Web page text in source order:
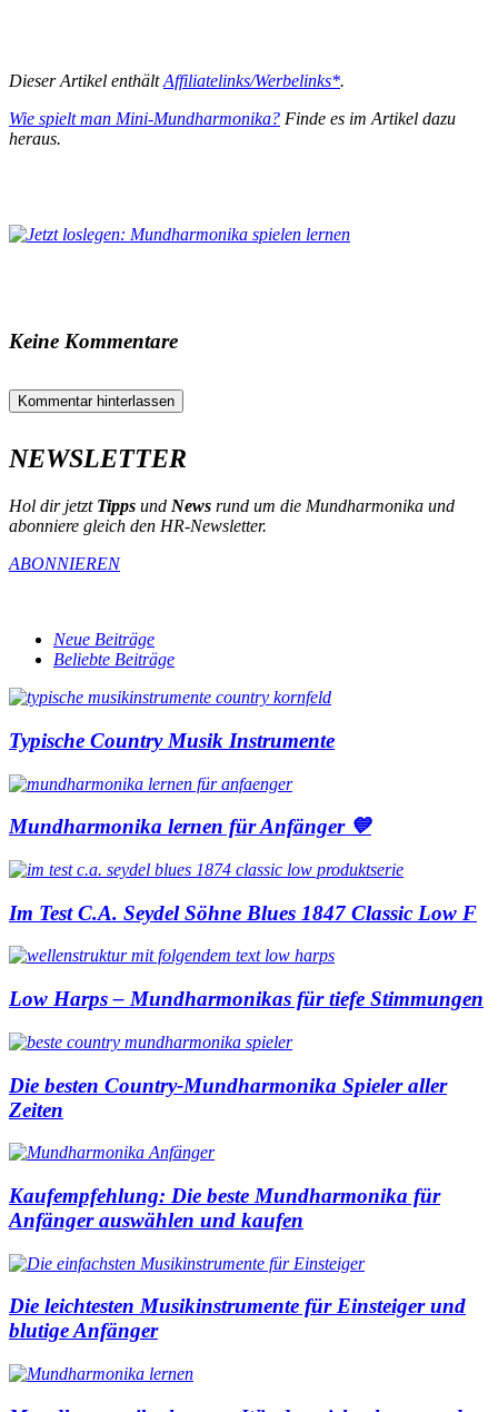
Dieser Artikel enthältAffiliatelinks/Werbelinks*.
Wie spielt man Mini-Mundharmonika? Finde es im Artikel dazu
heraus.
Keine Kommentare
Kommentar hinterlassen
NEWSLETTER
Hol dir jetzt Tipps und News rund um die Mundharmonika und
abonniere gleich den HR-Newsletter.
ABONNIEREN
Neue Beiträge
Beliebte Beiträge
Typische Country Musik Instrumente
Mundharmonika lernen für Anfänger 💙
Im Test C.A. Seydel Söhne Blues 1847 Classic Low F
Low Harps – Mundharmonikas für tiefe Stimmungen
Die besten Country-Mundharmonika Spieler aller
Zeiten
Kaufempfehlung: Die beste Mundharmonika für
Anfänger auswählen und kaufen
Die leichtesten Musikinstrumente für Einsteiger und
blutige Anfänger